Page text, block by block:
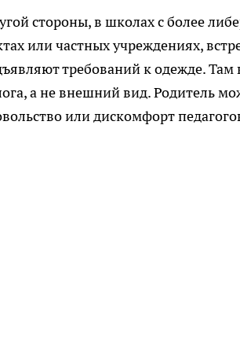
стороны, в школах с более
или частных учреждениях,
требований к одежде.
а не внешний вид. Родитель
или дискомфорт